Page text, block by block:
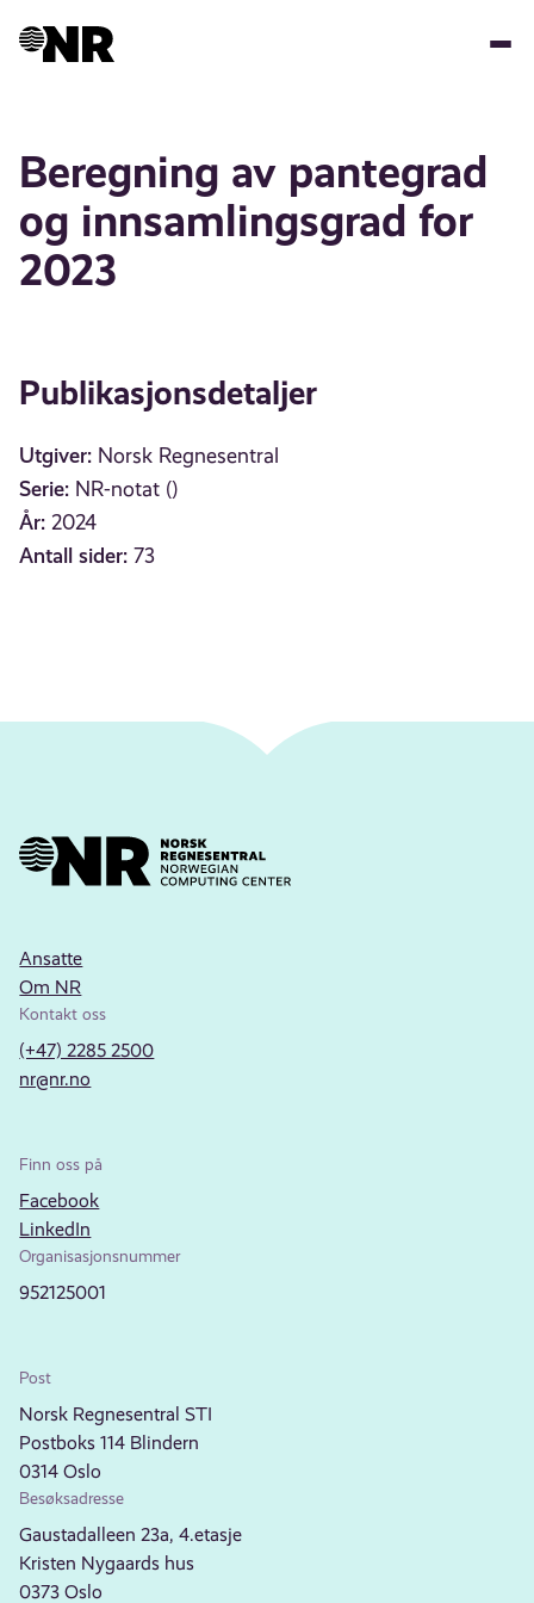
Beregning av pantegrad
og innsamlingsgrad for
2023
Publikasjonsdetaljer
Utgiver: Norsk Regnesentral
Serie: NR-notat ()
År: 2024
Antall sider: 73
Ansatte
Om NR
Kontakt oss
(+47) 2285 2500
nr@nr.no
Finn oss på
Facebook
LinkedIn
Organisasjonsnummer
952125001
Post
Norsk Regnesentral STI
Postboks 114 Blindern
0314 Oslo
Besøksadresse
Gaustadalleen 23a, 4.etasje
Kristen Nygaards hus
0373 Oslo